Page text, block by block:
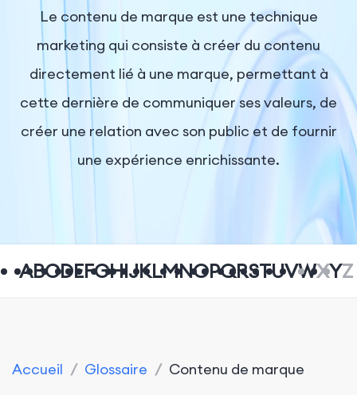
Entreprise
Le contenu de marque est une technique
marketing qui consiste à créer du contenu
directement lié à une marque, permettant à
cette dernière de communiquer ses valeurs, de
créer une relation avec son public et de fournir
une expérience enrichissante.
ABCDEFGHIJKLMNOPQRSTUVWXYZ
Accueil / Glossaire / Contenu de marque